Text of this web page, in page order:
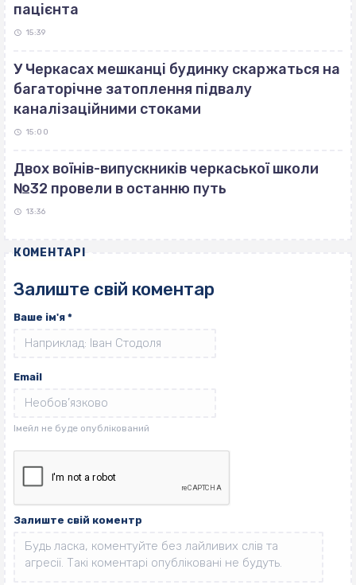
пацієнта
15:39
У Черкасах мешканці будинку скаржаться на
багаторічне затоплення підвалу
каналізаційними стоками
15:00
Двох воїнів-випускників черкаської школи
№32 провели в останню путь
13:36
КОМЕНТАРІ
Залиште свій коментар
Ваше ім'я *
Email
Залиште свій коментр